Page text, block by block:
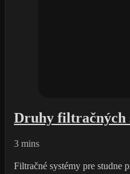
Druhy filtračných
3 mins
Filtračné systémy pre studne